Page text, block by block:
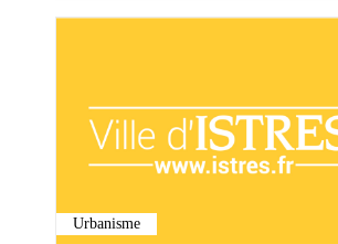
Infos
Travaux/Voirie
Urbanisme